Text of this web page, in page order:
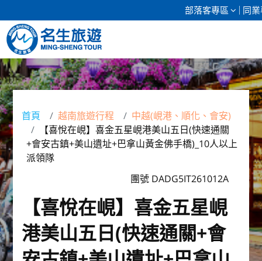
部落客專區 同
清倉促銷
日本專館
郵輪假期
海島假期
韓國
東南亞
美加紐澳
首頁 越南旅遊行程
中越(峴港、順化、會安)
【喜悅在峴】喜金五星峴港美山五日(快速通關
+會安古鎮+美山遺址+巴拿山黃金佛手橋)_10人以上
派領隊
團號 DADG5IT261012A
【喜悅在峴】喜金五星峴
港美山五日(快速通關+會